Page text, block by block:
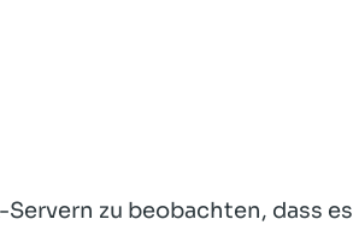
zu beobachten, dass es